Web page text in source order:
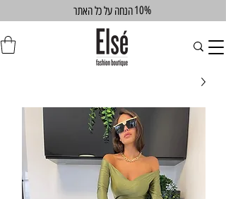
הנחה על כל האתר10%